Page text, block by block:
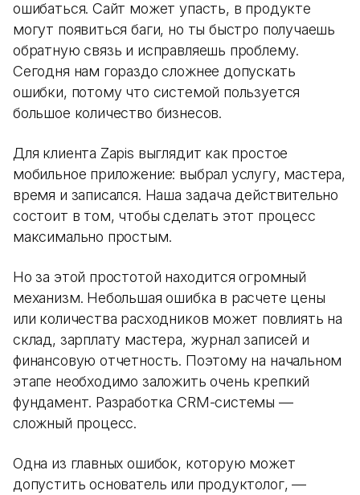
ошибаться. Сайт может упасть, в продукте
могут появиться баги, но ты быстро получаешь
обратную связь и исправляешь проблему.
Сегодня нам гораздо сложнее допускать
ошибки, потому что системой пользуется
большое количество бизнесов.
Для клиента Zapis выглядит как простое
мобильное приложение: выбрал услугу, мастера,
время и записался. Наша задача действительно
состоит в том, чтобы сделать этот процесс
максимально простым.
Но за этой простотой находится огромный
механизм. Небольшая ошибка в расчете цены
или количества расходников может повлиять на
склад, зарплату мастера, журнал записей и
финансовую отчетность. Поэтому на начальном
этапе необходимо заложить очень крепкий
фундамент. Разработка CRM-системы —
сложный процесс.
Одна из главных ошибок, которую может
допустить основатель или продуктолог, —